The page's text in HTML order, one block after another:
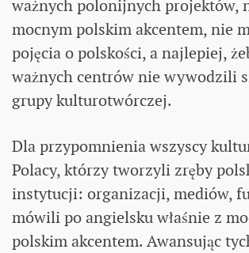
ważnych polonijnych projektów,
mocnym polskim akcentem, nie
pojęcia o polskości, a najlepiej,
ważnych centrów nie wywodzili
grupy kulturotwórczej.
Dla przypomnienia wszyscy
Polacy, którzy tworzyli zręby
instytucji: organizacji, mediów,
mówili po angielsku właśnie z
polskim akcentem. Awansując